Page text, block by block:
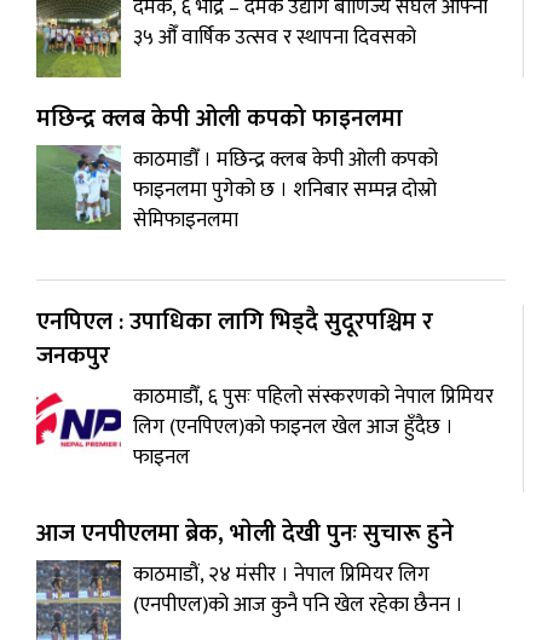
दमक, ६ भाद्र – दमक उद्योग बाणिज्य संघले आफ्नो
३५ औँ वार्षिक उत्सव र स्थापना दिवसको
मछिन्द्र क्लब केपी ओली कपको फाइनलमा
काठमाडौँ । मछिन्द्र क्लब केपी ओली कपको
फाइनलमा पुगेको छ । शनिबार सम्पन्न दोस्रो
सेमिफाइनलमा
एनपिएल : उपाधिका लागि भिड्दै सुदूरपश्चिम र
जनकपुर
काठमाडौँ, ६ पुसः पहिलो संस्करणको नेपाल प्रिमियर
लिग (एनपिएल)को फाइनल खेल आज हुँदैछ ।
फाइनल
आज एनपीएलमा ब्रेक, भाेली देखी पुनः सुचारू हुने
काठमाडौं, २४ मंसीर । नेपाल प्रिमियर लिग
(एनपीएल)को आज कुनै पनि खेल रहेका छैनन ।